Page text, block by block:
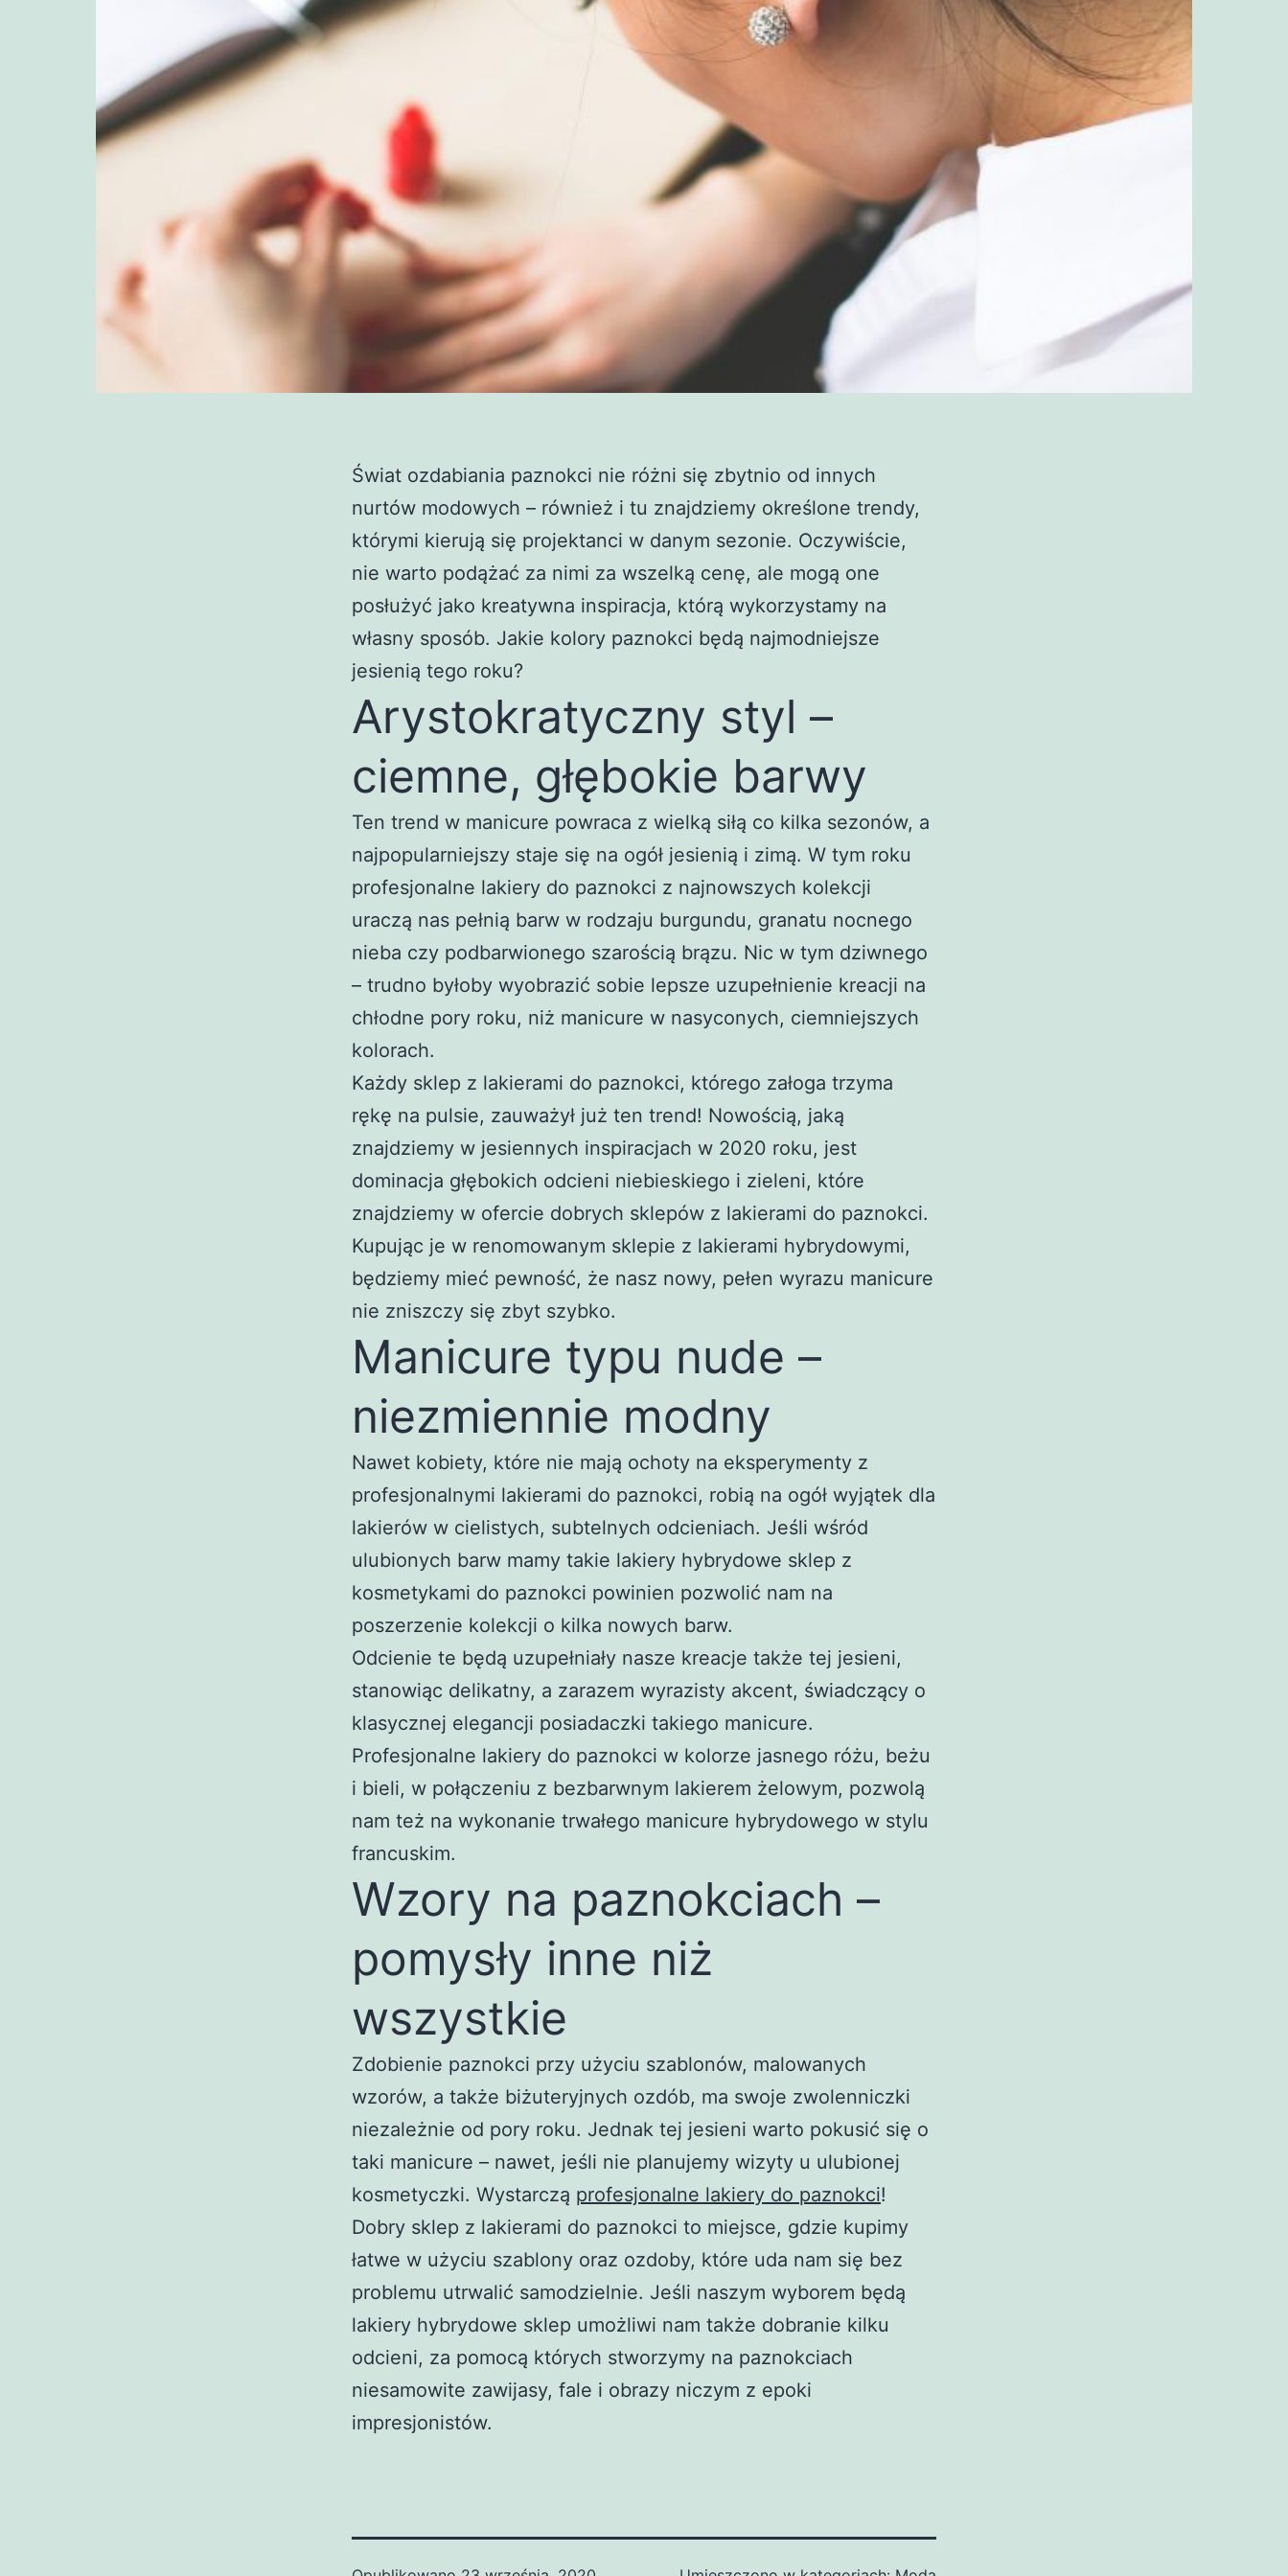
Świat ozdabiania paznokci nie różni się zbytnio od innych
nurtów modowych – również i tu znajdziemy określone trendy,
którymi kierują się projektanci w danym sezonie. Oczywiście,
nie warto podążać za nimi za wszelką cenę, ale mogą one
posłużyć jako kreatywna inspiracja, którą wykorzystamy na
własny sposób. Jakie kolory paznokci będą najmodniejsze
jesienią tego roku?
Arystokratyczny styl –
ciemne, głębokie barwy
Ten trend w manicure powraca z wielką siłą co kilka sezonów, a
najpopularniejszy staje się na ogół jesienią i zimą. W tym roku
profesjonalne lakiery do paznokci z najnowszych kolekcji
uraczą nas pełnią barw w rodzaju burgundu, granatu nocnego
nieba czy podbarwionego szarością brązu. Nic w tym dziwnego
– trudno byłoby wyobrazić sobie lepsze uzupełnienie kreacji na
chłodne pory roku, niż manicure w nasyconych, ciemniejszych
kolorach.
Każdy sklep z lakierami do paznokci, którego załoga trzyma
rękę na pulsie, zauważył już ten trend! Nowością, jaką
znajdziemy w jesiennych inspiracjach w 2020 roku, jest
dominacja głębokich odcieni niebieskiego i zieleni, które
znajdziemy w ofercie dobrych sklepów z lakierami do paznokci.
Kupując je w renomowanym sklepie z lakierami hybrydowymi,
będziemy mieć pewność, że nasz nowy, pełen wyrazu manicure
nie zniszczy się zbyt szybko.
Manicure typu nude –
niezmiennie modny
Nawet kobiety, które nie mają ochoty na eksperymenty z
profesjonalnymi lakierami do paznokci, robią na ogół wyjątek dla
lakierów w cielistych, subtelnych odcieniach. Jeśli wśród
ulubionych barw mamy takie lakiery hybrydowe sklep z
kosmetykami do paznokci powinien pozwolić nam na
poszerzenie kolekcji o kilka nowych barw.
Odcienie te będą uzupełniały nasze kreacje także tej jesieni,
stanowiąc delikatny, a zarazem wyrazisty akcent, świadczący o
klasycznej elegancji posiadaczki takiego manicure.
Profesjonalne lakiery do paznokci w kolorze jasnego różu, beżu
i bieli, w połączeniu z bezbarwnym lakierem żelowym, pozwolą
nam też na wykonanie trwałego manicure hybrydowego w stylu
francuskim.
Wzory na paznokciach –
pomysły inne niż
wszystkie
Zdobienie paznokci przy użyciu szablonów, malowanych
wzorów, a także biżuteryjnych ozdób, ma swoje zwolenniczki
niezależnie od pory roku. Jednak tej jesieni warto pokusić się o
taki manicure – nawet, jeśli nie planujemy wizyty u ulubionej
kosmetyczki. Wystarczą profesjonalne lakiery do paznokci!
Dobry sklep z lakierami do paznokci to miejsce, gdzie kupimy
łatwe w użyciu szablony oraz ozdoby, które uda nam się bez
problemu utrwalić samodzielnie. Jeśli naszym wyborem będą
lakiery hybrydowe sklep umożliwi nam także dobranie kilku
odcieni, za pomocą których stworzymy na paznokciach
niesamowite zawijasy, fale i obrazy niczym z epoki
impresjonistów.